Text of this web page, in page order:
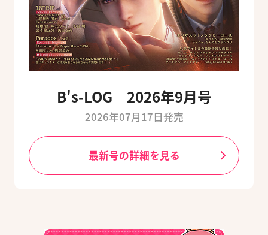
B's-LOG 2026年9月号
2026年07月17日発売
最新号の詳細を見る